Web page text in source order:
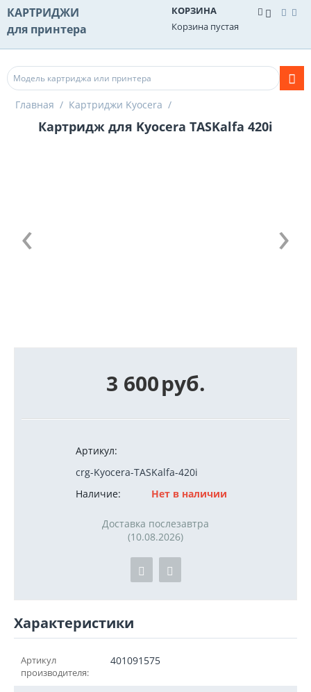
КАРТРИДЖИ
для принтера
КОРЗИНА
Корзина пустая
Главная / Картриджи Kyocera /
Картридж для Kyocera TASKalfa 420i
3 600руб.
Артикул:
crg-Kyocera-TASKalfa-420i
Наличие:
Нет в наличии
Доставка послезавтра
(10.08.2026)
Характеристики
Артикул
производителя:
401091575